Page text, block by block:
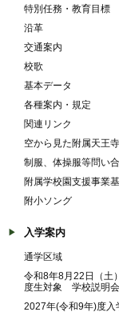
特別任務・教育目標
沿革
交通案内
校歌
基本データ
各種案内・規定
関連リンク
空から見た附属天王
制服、体操服等問い
附属学校園支援事業
附小ソング
入学案内
通学区域
令和8年8月22日（
度生対象 学校説明
2027年(令和9年)度入